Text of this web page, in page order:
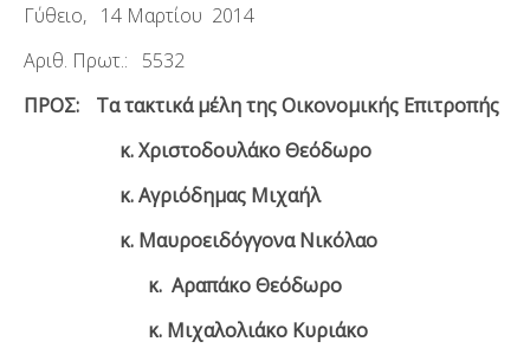
Γύθειο, 14 Μαρτίου 2014
Αριθ. Πρωτ.: 5532
ΠΡΟΣ:
Τα τακτικά μέλη της Οικονομικής Επιτροπής
κ. Χριστοδουλάκο Θεόδωρο
κ. Αγριόδημας Μιχαήλ
κ. Μαυροειδόγγονα Νικόλαο
κ. Αραπάκο Θεόδωρο
κ. Μιχαλολιάκο Κυριάκο